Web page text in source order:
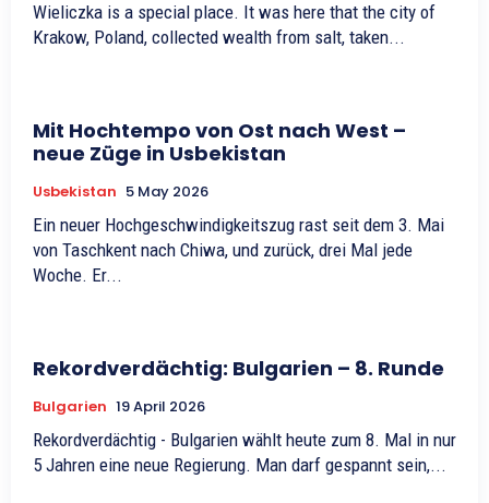
Wieliczka is a special place. It was here that the city of
Krakow, Poland, collected wealth from salt, taken...
Mit Hochtempo von Ost nach West –
neue Züge in Usbekistan
Usbekistan 5 May 2026
Ein neuer Hochgeschwindigkeitszug rast seit dem 3. Mai
von Taschkent nach Chiwa, und zurück, drei Mal jede
Woche. Er...
Rekordverdächtig: Bulgarien – 8. Runde
Bulgarien 19 April 2026
Rekordverdächtig - Bulgarien wählt heute zum 8. Mal in nur
5 Jahren eine neue Regierung. Man darf gespannt sein,...